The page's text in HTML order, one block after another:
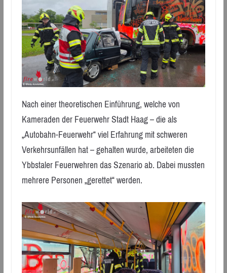
Nach einer theoretischen Einführung, welche von
Kameraden der Feuerwehr Stadt Haag – die als
„Autobahn-Feuerwehr“ viel Erfahrung mit schweren
Verkehrsunfällen hat – gehalten wurde, arbeiteten die
Ybbstaler Feuerwehren das Szenario ab. Dabei mussten
mehrere Personen „gerettet“ werden.